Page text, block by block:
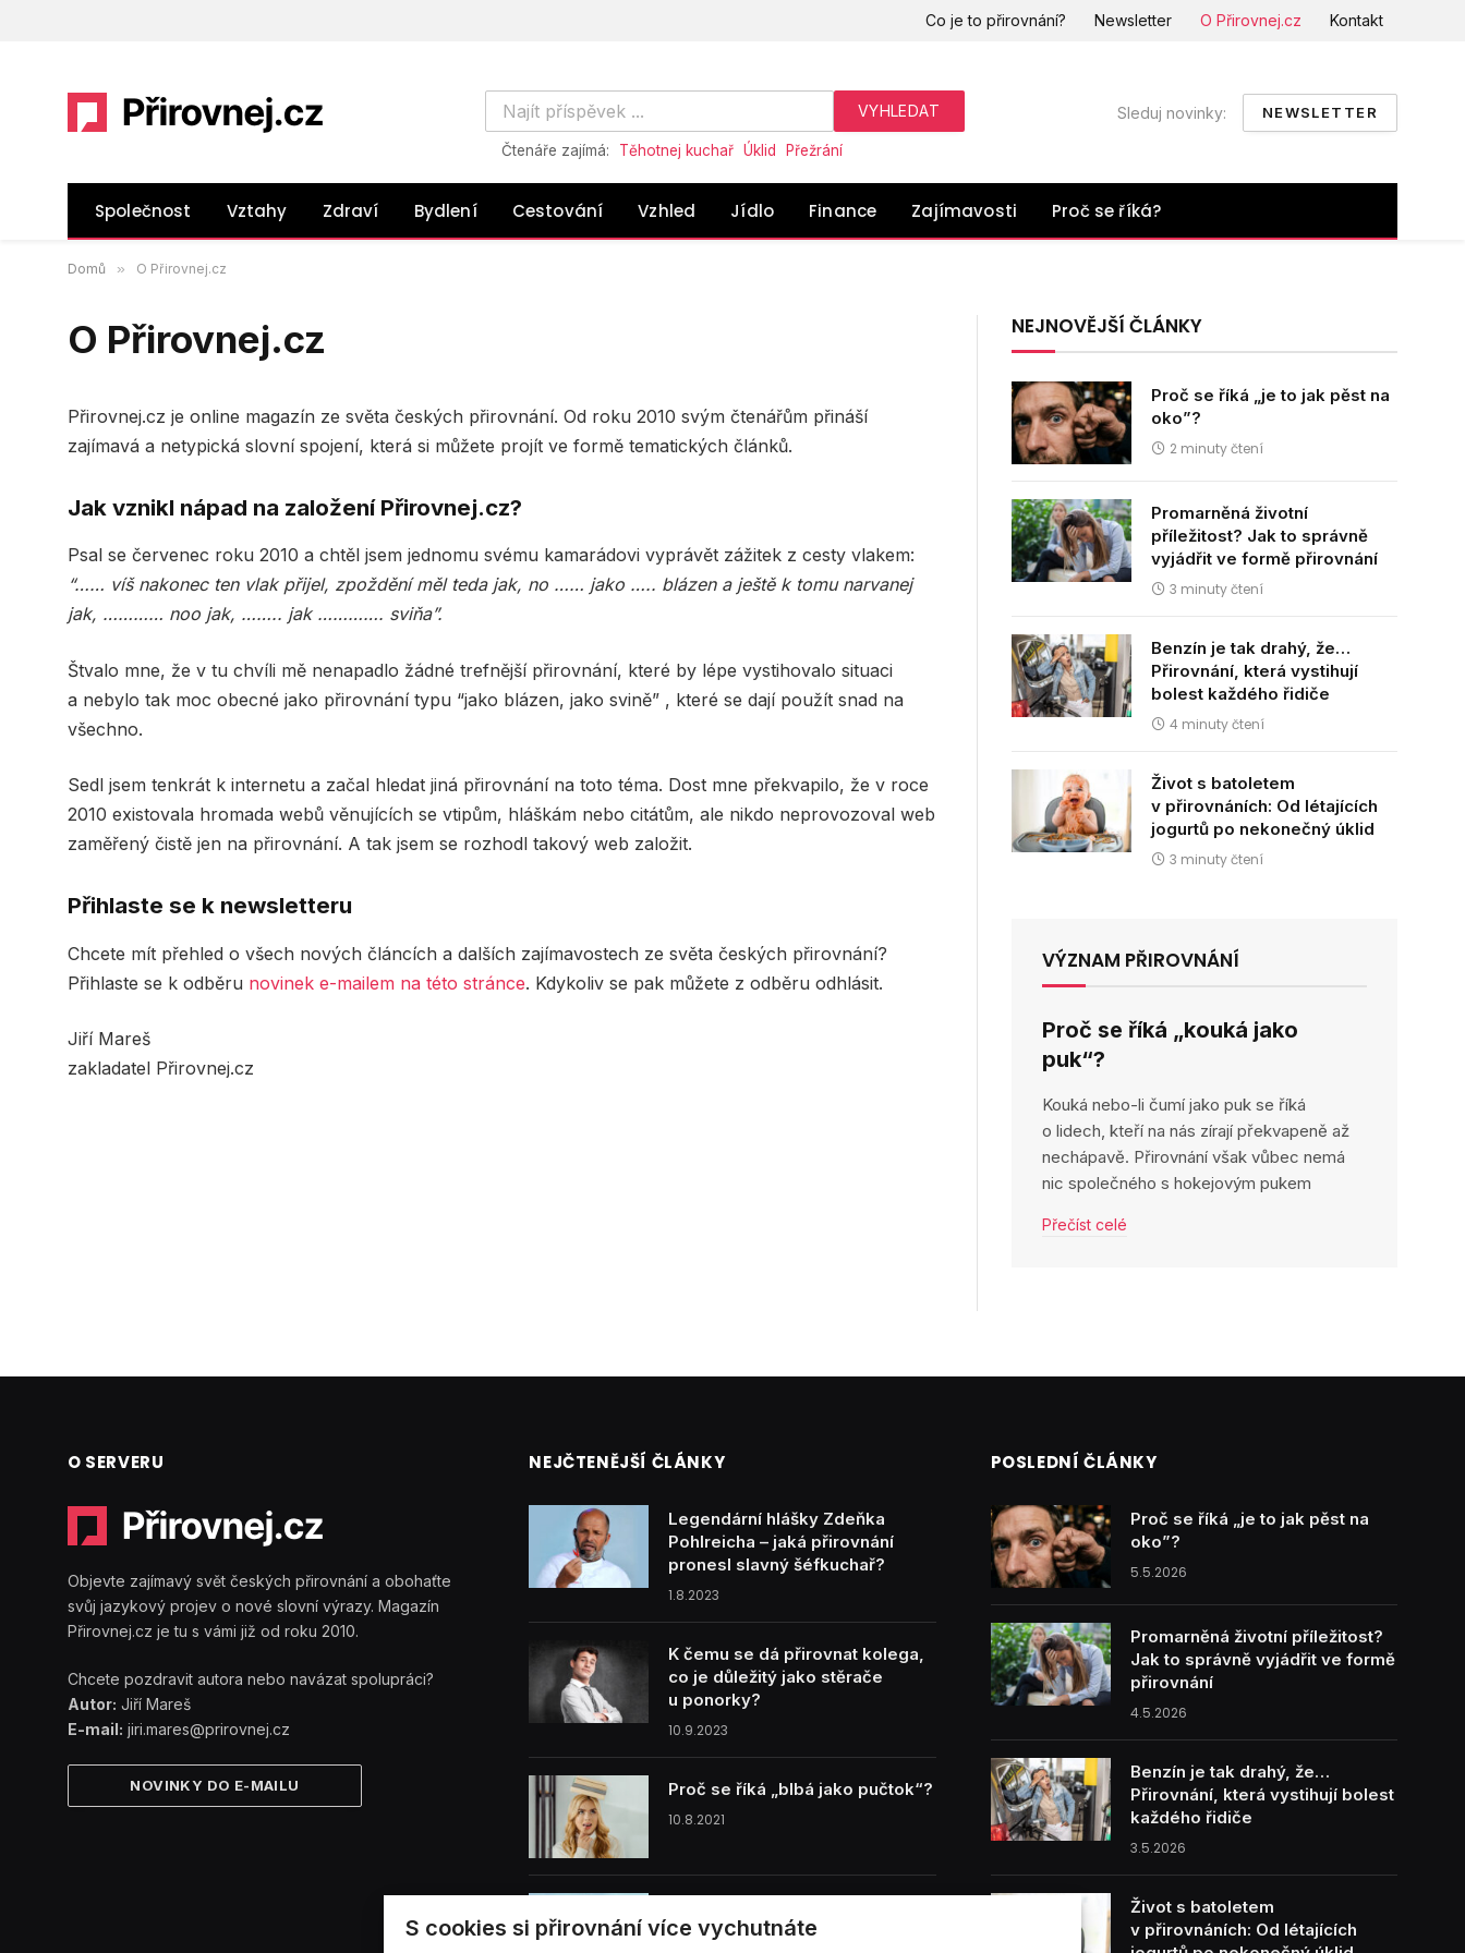
S cookies si přirovnání více vychutnáte
Co je to přirovnání? Newsletter O Přirovnej.cz Kontakt
Čtenáře zajímá: Těhotnej kuchař Úklid Přežrání
Sleduj novinky: NEWSLETTER
Společnost Vztahy Zdraví Bydlení Cestování Vzhled Jídlo Finance Zajímavosti Proč se říká?
Domů » O Přirovnej.cz
O Přirovnej.cz
Přirovnej.cz je online magazín ze světa českých přirovnání. Od roku 2010 svým čtenářům přináší
zajímavá a netypická slovní spojení, která si můžete projít ve formě tematických článků.
Jak vznikl nápad na založení Přirovnej.cz?
Psal se červenec roku 2010 a chtěl jsem jednomu svému kamarádovi vyprávět zážitek z cesty vlakem:
“…… víš nakonec ten vlak přijel, zpoždění měl teda jak, no …… jako ….. blázen a ještě k tomu narvanej
jak, ………… noo jak, …….. jak …………. sviňa”.
Štvalo mne, že v tu chvíli mě nenapadlo žádné trefnější přirovnání, které by lépe vystihovalo situaci
a nebylo tak moc obecné jako přirovnání typu “jako blázen, jako svině” , které se dají použít snad na
všechno.
Sedl jsem tenkrát k internetu a začal hledat jiná přirovnání na toto téma. Dost mne překvapilo, že v roce
2010 existovala hromada webů věnujících se vtipům, hláškám nebo citátům, ale nikdo neprovozoval web
zaměřený čistě jen na přirovnání. A tak jsem se rozhodl takový web založit.
Přihlaste se k newsletteru
Chcete mít přehled o všech nových článcích a dalších zajímavostech ze světa českých přirovnání?
Přihlaste se k odběru novinek e-mailem na této stránce. Kdykoliv se pak můžete z odběru odhlásit.
Jiří Mareš
zakladatel Přirovnej.cz
NEJNOVĚJŠÍ ČLÁNKY
Proč se říká „je to jak pěst na
oko”?
2 minuty čtení
Promarněná životní
příležitost? Jak to správně
vyjádřit ve formě přirovnání
3 minuty čtení
Benzín je tak drahý, že…
Přirovnání, která vystihují
bolest každého řidiče
4 minuty čtení
Život s batoletem
v přirovnáních: Od létajících
jogurtů po nekonečný úklid
3 minuty čtení
VÝZNAM PŘIROVNÁNÍ
Proč se říká „kouká jako
puk“?
Kouká nebo-li čumí jako puk se říká
o lidech, kteří na nás zírají překvapeně až
nechápavě. Přirovnání však vůbec nemá
nic společného s hokejovým pukem
Přečíst celé
O SERVERU
Objevte zajímavý svět českých přirovnání a obohaťte
svůj jazykový projev o nové slovní výrazy. Magazín
Přirovnej.cz je tu s vámi již od roku 2010.
Chcete pozdravit autora nebo navázat spolupráci?
Autor: Jiří Mareš
E-mail: jiri.mares@prirovnej.cz
NOVINKY DO E-MAILU
NEJČTENĚJŠÍ ČLÁNKY
Legendární hlášky Zdeňka
Pohlreicha – jaká přirovnání
pronesl slavný šéfkuchař?
1.8.2023
K čemu se dá přirovnat kolega,
co je důležitý jako stěrače
u ponorky?
10.9.2023
Proč se říká „blbá jako pučtok“?
10.8.2021
5.4.2024
POSLEDNÍ ČLÁNKY
Proč se říká „je to jak pěst na
oko”?
5.5.2026
Promarněná životní příležitost?
Jak to správně vyjádřit ve formě
přirovnání
4.5.2026
Benzín je tak drahý, že…
Přirovnání, která vystihují bolest
každého řidiče
3.5.2026
Život s batoletem
v přirovnáních: Od létajících